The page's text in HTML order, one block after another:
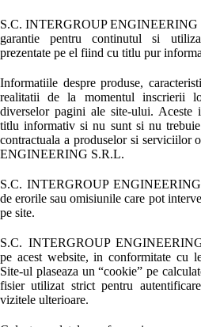
S.C. INTERGROUP ENGINEERING
garantie pentru continutul si
prezentate pe el fiind cu titlu pur
Informatiile despre produse,
realitatii de la momentul inscrierii
diverselor pagini ale site-ului.
titlu informativ si nu sunt si nu
contractuala a produselor si
ENGINEERING S.R.L.
S.C. INTERGROUP ENGINEERING
de erorile sau omisiunile care pot
pe site.
S.C. INTERGROUP
pe acest website, in conformitate cu
Site-ul plaseaza un “cookie” pe
fisier utilizat strict pentru
vizitele ulterioare.